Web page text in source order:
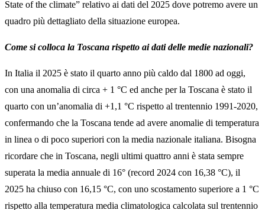
State of the climate” relativo ai dati del 2025 dove potremo avere un
quadro più dettagliato della situazione europea.
Come si colloca la Toscana rispetto ai dati delle medie nazionali?
In Italia il 2025 è stato il quarto anno più caldo dal 1800 ad oggi,
con una anomalia di circa + 1 °C ed anche per la Toscana è stato il
quarto con un’anomalia di +1,1 °C rispetto al trentennio 1991-2020,
confermando che la Toscana tende ad avere anomalie di temperatura
in linea o di poco superiori con la media nazionale italiana. Bisogna
ricordare che in Toscana, negli ultimi quattro anni è stata sempre
superata la media annuale di 16° (record 2024 con 16,38 °C), il
2025 ha chiuso con 16,15 °C, con uno scostamento superiore a 1 °C
rispetto alla temperatura media climatologica calcolata sul trentennio